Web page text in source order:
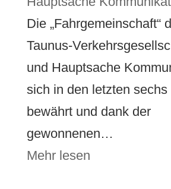
Die „Fahrgemeinschaft“
Taunus-
und Hauptsache
sich in den letzten sechs
bewährt und dank der
gewonnenen…
Mehr lesen